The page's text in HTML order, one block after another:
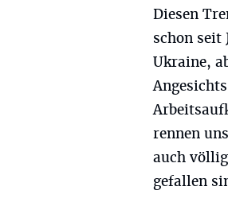
Diesen
schon seit
Ukraine,
rennen
auch
gefallen